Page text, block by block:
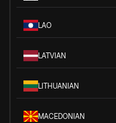
LAO
LATVIAN
LITHUANIAN
MACEDONIAN